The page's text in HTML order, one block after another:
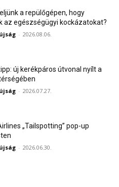
a repülőgépen, hogy
az egészségügyi kockázatokat?
- 2026.08.06.
új kerékpáros útvonal nyílt a
- 2026.07.27.
„Tailspotting” pop-up
- 2026.06.30.